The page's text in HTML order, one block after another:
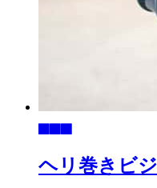
ヘリ巻きビ